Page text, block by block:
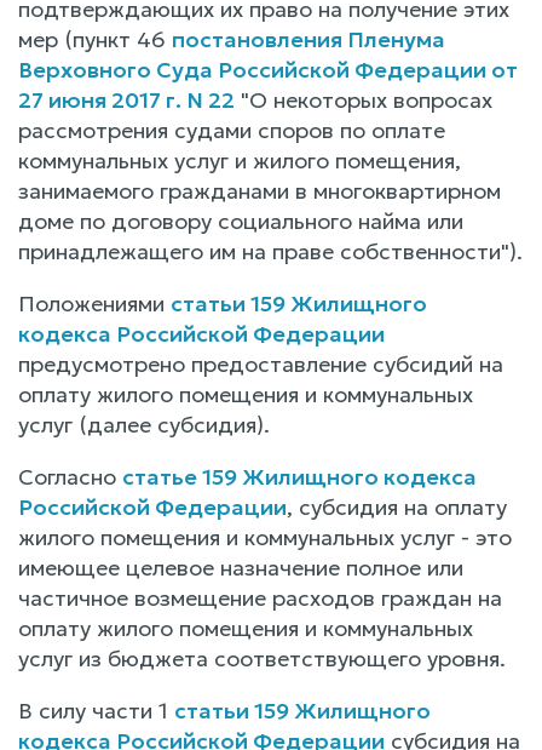
подтверждающих их право на получение этих
мер (пункт 46 постановления Пленума
Верховного Суда Российской Федерации от
27 июня 2017 г. N 22 "О некоторых вопросах
рассмотрения судами споров по оплате
коммунальных услуг и жилого помещения,
занимаемого гражданами в многоквартирном
доме по договору социального найма или
принадлежащего им на праве собственности").
Положениями статьи 159 Жилищного
кодекса Российской Федерации
предусмотрено предоставление субсидий на
оплату жилого помещения и коммунальных
услуг (далее субсидия).
Согласно статье 159 Жилищного кодекса
Российской Федерации, субсидия на оплату
жилого помещения и коммунальных услуг - это
имеющее целевое назначение полное или
частичное возмещение расходов граждан на
оплату жилого помещения и коммунальных
услуг из бюджета соответствующего уровня.
В силу части 1 статьи 159 Жилищного
кодекса Российской Федерации субсидия на